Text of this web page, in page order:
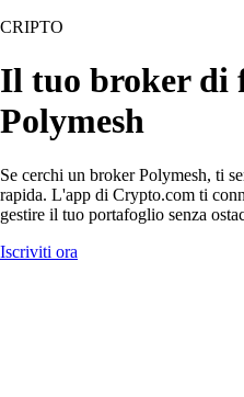
CRIPTO
Il tuo broker di
Polymesh
Se cerchi un broker Polymesh, ti
rapida. L'app di Crypto.com ti
gestire il tuo portafoglio senza
Iscriviti ora